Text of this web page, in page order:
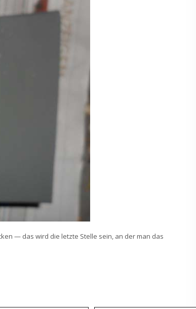
— das wird die letzte Stelle sein, an der man das